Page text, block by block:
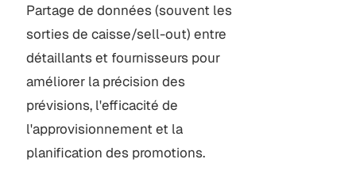
Partage de données (souvent les
sorties de caisse/sell-out) entre
détaillants et fournisseurs pour
améliorer la précision des
prévisions, l'efficacité de
l'approvisionnement et la
planification des promotions.